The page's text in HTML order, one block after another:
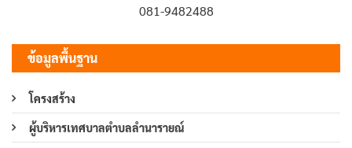
081-9482488
ข้อมูลพื้นฐาน
โครงสร้าง
ผู้บริหารเทศบาลตำบลลำนารายณ์